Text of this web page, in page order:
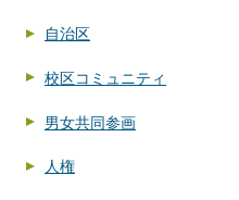
自治区
校区コミュニティ
男女共同参画
人権